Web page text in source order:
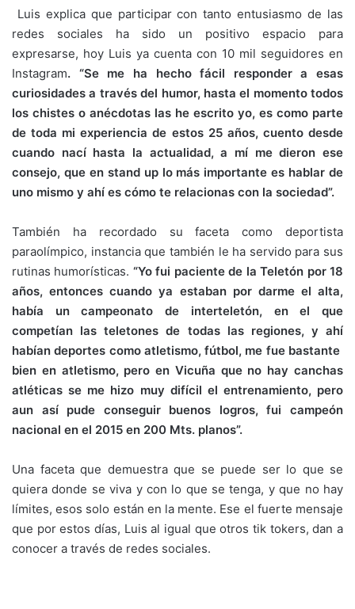
Luis explica que participar con tanto entusiasmo de las
redes sociales ha sido un positivo espacio para
expresarse, hoy Luis ya cuenta con 10 mil seguidores en
Instagram. “Se me ha hecho fácil responder a esas
curiosidades a través del humor, hasta el momento todos
los chistes o anécdotas las he escrito yo, es como parte
de toda mi experiencia de estos 25 años, cuento desde
cuando nací hasta la actualidad, a mí me dieron ese
consejo, que en stand up lo más importante es hablar de
uno mismo y ahí es cómo te relacionas con la sociedad”.
También ha recordado su faceta como deportista
paraolímpico, instancia que también le ha servido para sus
rutinas humorísticas. “Yo fui paciente de la Teletón por 18
años, entonces cuando ya estaban por darme el alta,
había un campeonato de interteletón, en el que
competían las teletones de todas las regiones, y ahí
habían deportes como atletismo, fútbol, me fue bastante
bien en atletismo, pero en Vicuña que no hay canchas
atléticas se me hizo muy difícil el entrenamiento, pero
aun así pude conseguir buenos logros, fui campeón
nacional en el 2015 en 200 Mts. planos”.
Una faceta que demuestra que se puede ser lo que se
quiera donde se viva y con lo que se tenga, y que no hay
límites, esos solo están en la mente. Ese el fuerte mensaje
que por estos días, Luis al igual que otros tik tokers, dan a
conocer a través de redes sociales.